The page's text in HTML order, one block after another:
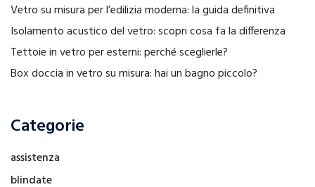
Vetro su misura per l’edilizia moderna: la guida definitiva
Isolamento acustico del vetro: scopri cosa fa la differenza
Tettoie in vetro per esterni: perché sceglierle?
Box doccia in vetro su misura: hai un bagno piccolo?
Categorie
assistenza
blindate